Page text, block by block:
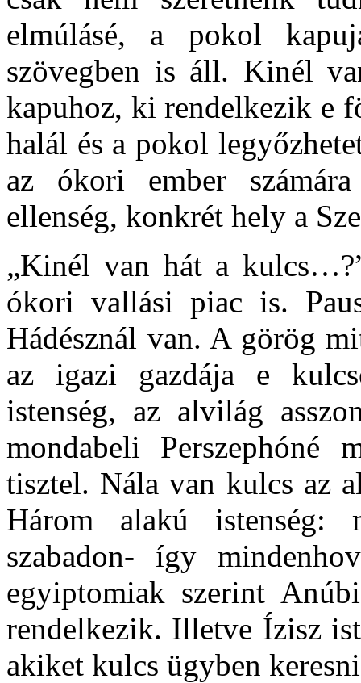
elmúlásé, a pokol
szövegben is áll. Kinél
kapuhoz, ki rendelkezik e
halál és a pokol
az ókori ember
ellenség, konkrét hely a
„Kinél van hát a
ókori vallási piac is.
Hádésznál van. A görög
az igazi gazdája e
istenség, az alvilág
mondabeli Perszephóné
tisztel. Nála van kulcs az
Három alakú
szabadon- így
egyiptomiak szerint
rendelkezik. Illetve Ízisz
akiket kulcs ügyben